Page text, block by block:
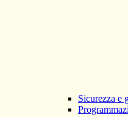
Sicurezza e